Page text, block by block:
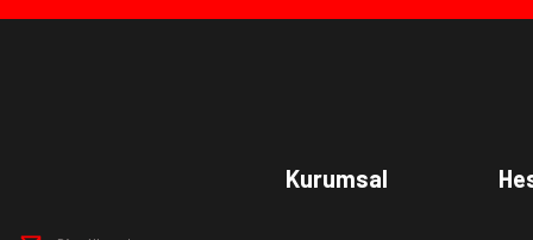
www.MotosikletOnline.com alışveriş sitesinden almış
Kurumsal